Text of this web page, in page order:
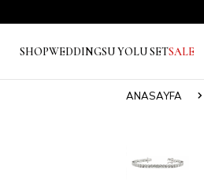
SHOPWEDDINGSU YOLU SETSALE
ANASAYFA